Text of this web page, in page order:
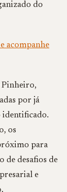
do
acompanhe
Pinheiro,
por já
identificado.
os
para
de desafios de
e